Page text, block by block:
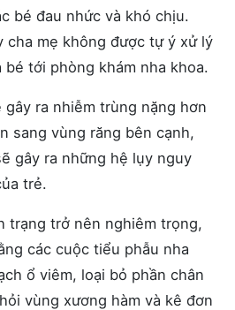
bé đau nhức và khó chịu.
cha mẹ không được tự ý xử lý
bé tới phòng khám nha khoa.
ra nhiễm trùng nặng hơn
sang vùng răng bên cạnh,
gây ra những hệ lụy nguy
trẻ.
trạng trở nên nghiêm trọng,
các cuộc tiểu phẫu nha
ổ viêm, loại bỏ phần chân
vùng xương hàm và kê đơn